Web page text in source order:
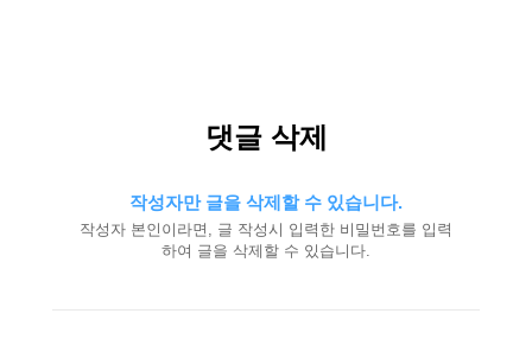
댓글 삭제
작성자만 글을 삭제할 수 있습니다.
작성자 본인이라면, 글 작성시 입력한 비밀번호를 입력
하여 글을 삭제할 수 있습니다.